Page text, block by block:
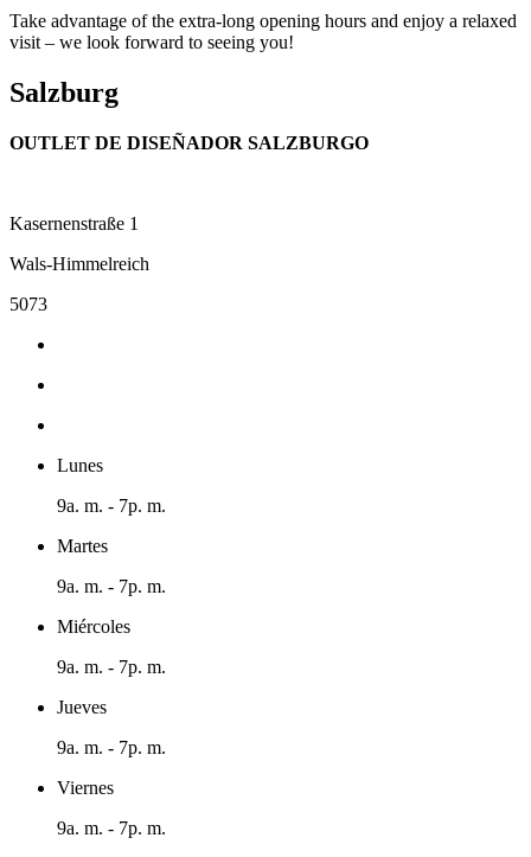
Take advantage of the extra-long opening hours and enjoy a relaxed
visit – we look forward to seeing you!
Salzburg
OUTLET DE DISEÑADOR SALZBURGO
Kasernenstraße 1
Wals-Himmelreich
5073
Lunes
9a. m. - 7p. m.
Martes
9a. m. - 7p. m.
Miércoles
9a. m. - 7p. m.
Jueves
9a. m. - 7p. m.
Viernes
9a. m. - 7p. m.